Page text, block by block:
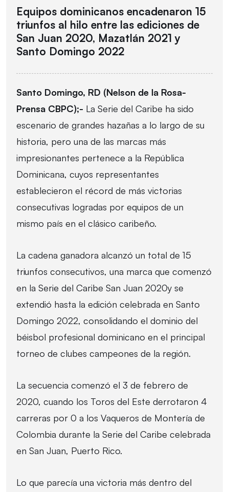
Equipos dominicanos encadenaron 15
triunfos al hilo entre las ediciones de
San Juan 2020, Mazatlán 2021 y
Santo Domingo 2022
Santo Domingo, RD (Nelson de la Rosa-
Prensa CBPC);- La Serie del Caribe ha sido
escenario de grandes hazañas a lo largo de su
historia, pero una de las marcas más
impresionantes pertenece a la República
Dominicana, cuyos representantes
establecieron el récord de más victorias
consecutivas logradas por equipos de un
mismo país en el clásico caribeño.
La cadena ganadora alcanzó un total de 15
triunfos consecutivos, una marca que comenzó
en la Serie del Caribe San Juan 2020y se
extendió hasta la edición celebrada en Santo
Domingo 2022, consolidando el dominio del
béisbol profesional dominicano en el principal
torneo de clubes campeones de la región.
La secuencia comenzó el 3 de febrero de
2020, cuando los Toros del Este derrotaron 4
carreras por 0 a los Vaqueros de Montería de
Colombia durante la Serie del Caribe celebrada
en San Juan, Puerto Rico.
Lo que parecía una victoria más dentro del